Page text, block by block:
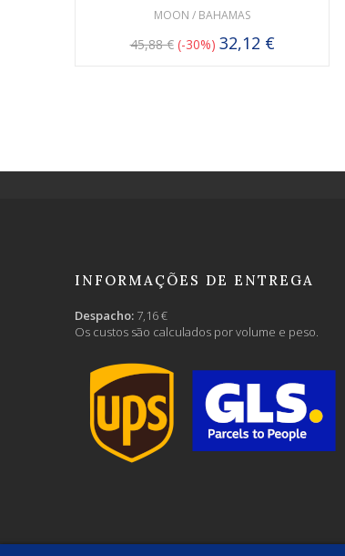
MOON / BAHAMAS
45,88 € -30% 32,12 €
INFORMAÇÕES DE ENTREGA
Despacho: 7,16 €
Os custos são calculados por volume e peso.